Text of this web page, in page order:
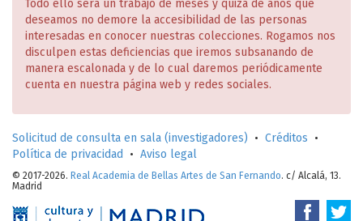
Todo ello será un trabajo de meses y quizá de años que
deseamos no demore la accesibilidad de las personas
interesadas en conocer nuestras colecciones. Rogamos nos
disculpen estas deficiencias que iremos subsanando de
manera escalonada y de lo cual daremos periódicamente
cuenta en nuestra página web y redes sociales.
Solicitud de consulta en sala (investigadores) • Créditos •
Política de privacidad
• Aviso legal
© 2017-2026. Real Academia de Bellas Artes de San Fernando. c/ Alcalá, 13.
Madrid